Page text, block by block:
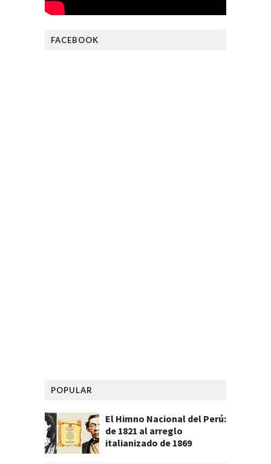
FACEBOOK
POPULAR
El Himno Nacional del Perú:
de 1821 al arreglo
italianizado de 1869